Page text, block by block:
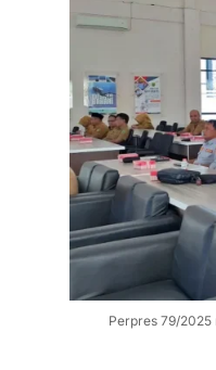
Perpres 79/2025